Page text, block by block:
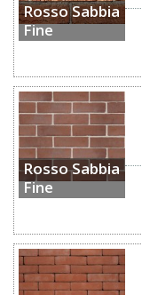
Rosso Sabbia
Fine
Rosso Sabbia
Fine